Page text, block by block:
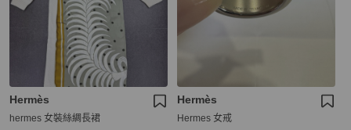
Hermès
hermes 女裝絲綢長裙
Hermès
Hermes 女戒